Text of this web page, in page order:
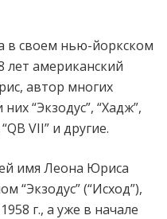
в своем нью-йоркском
лет американский
автор многих
“Экзодус”, “Хадж”,
VII” и другие.
имя Леона Юриса
“Экзодус” (“Исход”),
г., а уже в начале